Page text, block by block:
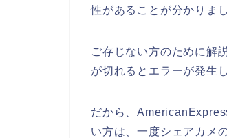
性があることが分かりまし
ご存じない方のために解
が切れるとエラーが発生
だから、
い方は、一度シェアカメ